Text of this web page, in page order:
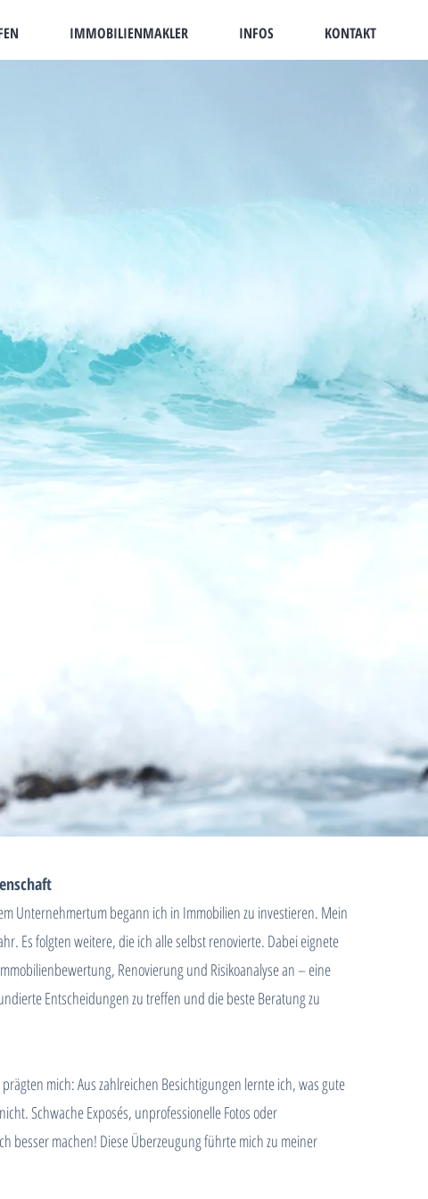
IMMOBILIENMAKLER INFOS KONTAKT
Unternehmertum begann ich in Immobilien zu investieren. Mein
Es folgten weitere, die ich alle selbst renovierte. Dabei eignete
Renovierung und Risikoanalyse an – eine
Entscheidungen zu treffen und die beste Beratung zu
mich: Aus zahlreichen Besichtigungen lernte ich, was gute
Schwache Exposés, unprofessionelle Fotos oder
besser machen! Diese Überzeugung führte mich zu meiner